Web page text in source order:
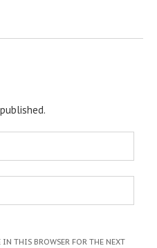
THIS BROWSER FOR THE NEXT